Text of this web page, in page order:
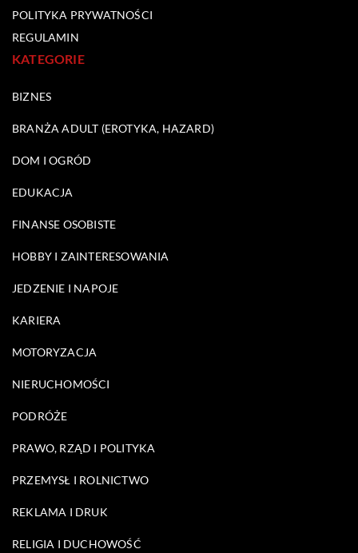
POLITYKA PRYWATNOŚCI
REGULAMIN
KATEGORIE
BIZNES
BRANŻA ADULT (EROTYKA, HAZARD)
DOM I OGRÓD
EDUKACJA
FINANSE OSOBISTE
HOBBY I ZAINTERESOWANIA
JEDZENIE I NAPOJE
KARIERA
MOTORYZACJA
NIERUCHOMOŚCI
PODRÓŻE
PRAWO, RZĄD I POLITYKA
PRZEMYSŁ I ROLNICTWO
REKLAMA I DRUK
RELIGIA I DUCHOWOŚĆ